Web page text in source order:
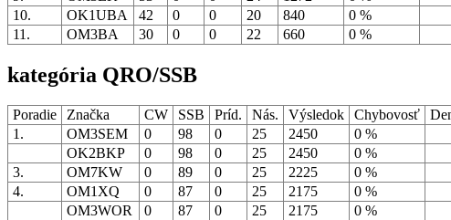
10.
OK1UBA 42 0 0 20 840
0 %
11.
OM3BA 30 0 0 22 660 0 %
kategória QRO/SSB
Poradie Značka CW SSB Príd. Nás. Výsledok Chybovosť
1.
OM3SEM 0 98 0 25 2450
0 %
OK2BKP
0 98 0 25 2450
0 %
3.
OM7KW 0 89 0 25 2225
0 %
4.
OM1XQ 0 87 0 25 2175
0 %
OM3WOR
0 87 0 25 2175
0 %